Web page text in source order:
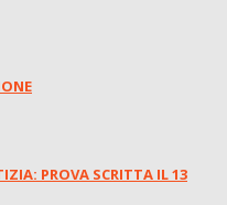
PROVA SCRITTA IL 13